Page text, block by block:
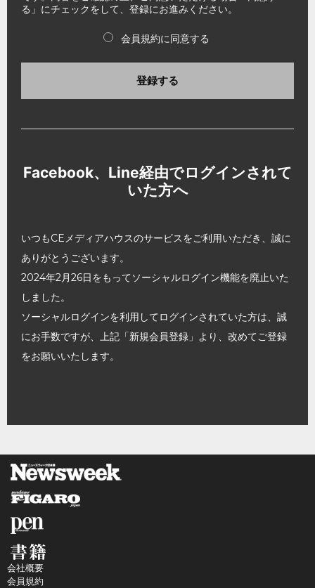
る」にチェックをして、登録にお進みください。
会員規約に同意する
登録する
Facebook、Line経由でログインされて
いた方へ
いつもCEメディアハウスのサービスをご利用いただき、誠に
ありがとうございます。
2024年2月26日をもってソーシャルログイン機能を廃止いた
しました。
ソーシャルログインを利用してログインされていた方は、誠
にお手数ですが、上記「新規会員登録」より、改めてご登録
をお願いいたします。
会社概要
会員規約